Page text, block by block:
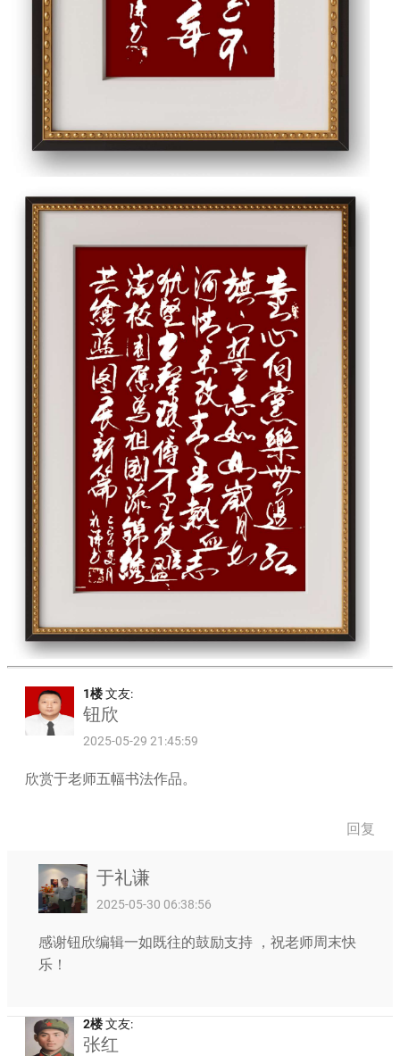
1楼文友:
钮欣
2025-05-29 21:45:59
欣赏于老师五幅书法作品。
回复
于礼谦
2025-05-30 06:38:56
感谢钮欣编辑一如既往的鼓励支持 ，祝老师周末快
乐！
2楼文友:
张红